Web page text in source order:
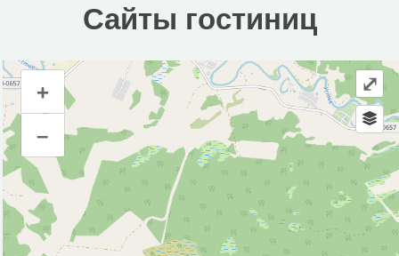
Сайты гостиниц
Сайты гостиниц
Инфраструктура
Автозаправочная станция (7)
Автомойка (9)
Автопарковка (72)
Аптека (20)
Банк (7)
+
–
⤢